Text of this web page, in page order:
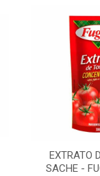
EXTRATO
SACHE -